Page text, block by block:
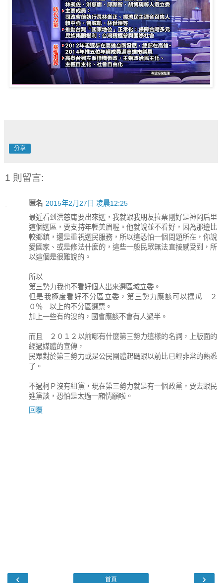
分享
1 則留言:
匿名 2015年2月27日 凌晨12:25
最近看到洪慈庸要出來選，我就跟我朋友拉票剛好是神岡后里
這個選區，要支持年輕美眉喔。他就說並不看好，因為那邊比
較鄉鎮，還是重視選民服務，所以這恐怕一個問題所在，你說
愛國家、或是修法什麼的，這些一般民眾無法直接感受到，所
以這個是很難說的。
所以
第三勢力我也不看好個人出來選區域立委。
但是我極度看好不分區立委，第三勢力應該可以攘瓜 ２
０％ 以上的不分區選票。
加上一些有的沒的，國會應該不會有人過半。
而且 ２０１２以前哪有什麼第三勢力這樣的名詞，上版面的
經過媒體的宣傳，
民眾對於第三勢力或是公民團體起碼跟以前比已經非常的熟悉
了。
不過柯Ｐ沒有組黨，現在第三勢力就是有一個政黨，要去跟民
進黨談，恐怕是太過一廂情願啦。
回覆
‹ ›
首頁